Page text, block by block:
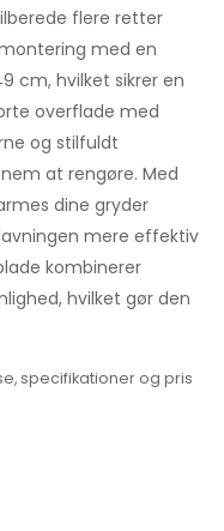
flere retter
med en
cm, hvilket sikrer en
overflade med
og stilfuldt
at rengøre. Med
dine gryder
mere effektiv
kombinerer
hvilket gør den
specifikationer og pris